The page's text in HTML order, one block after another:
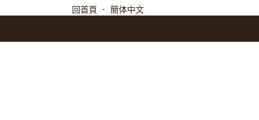
回首頁 ． 簡体中文